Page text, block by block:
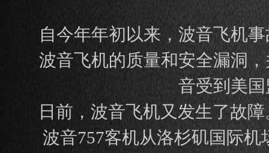
自今年年初以来，波音飞机
波音飞机的质量和安全漏洞
音受到美
日前，波音飞机又发生了故
波音757客机从洛杉矶国际